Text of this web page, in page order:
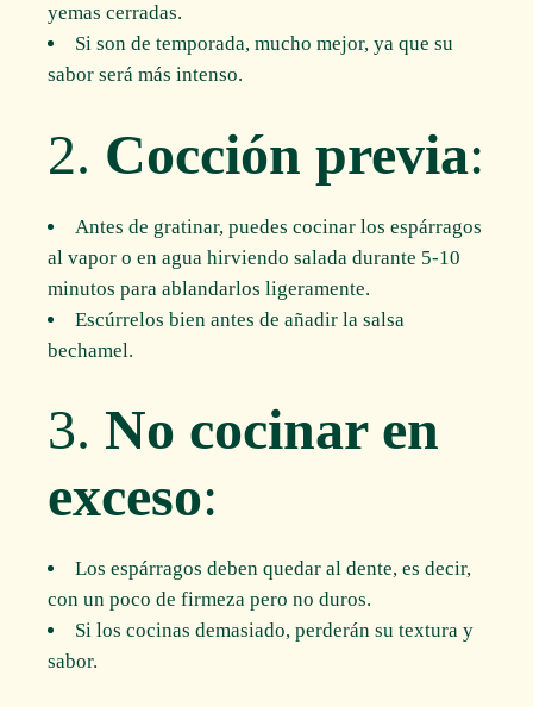
yemas cerradas.
Si son de temporada, mucho mejor, ya que su
sabor será más intenso.
2. Cocción previa:
Antes de gratinar, puedes cocinar los espárragos
al vapor o en agua hirviendo salada durante 5-10
minutos para ablandarlos ligeramente.
Escúrrelos bien antes de añadir la salsa
bechamel.
3. No cocinar en
exceso:
Los espárragos deben quedar al dente, es decir,
con un poco de firmeza pero no duros.
Si los cocinas demasiado, perderán su textura y
sabor.